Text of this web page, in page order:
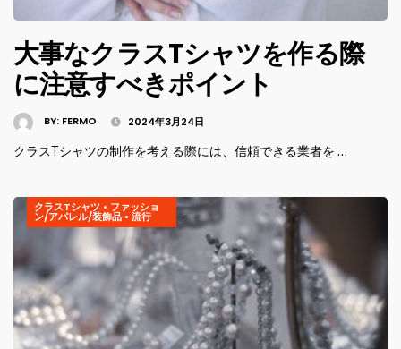
大事なクラスTシャツを作る際
に注意すべきポイント
BY: FERMO 2024年3月24日
クラスTシャツの制作を考える際には、信頼できる業者を …
クラスTシャツ • ファッショ
ン/アパレル/装飾品 • 流行